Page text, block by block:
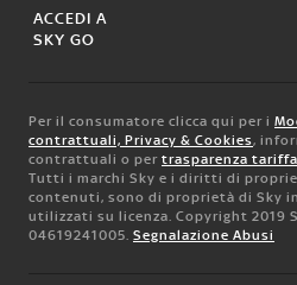
ACCEDI A
SKY GO
Per il consumatore clicca qui per i
contrattuali, Privacy & Cookies,
contrattuali o per trasparenza
Tutti i marchi Sky e i diritti di
contenuti, sono di proprietà di Sky
utilizzati su licenza. Copyright 2019
04619241005. Segnalazione Abusi